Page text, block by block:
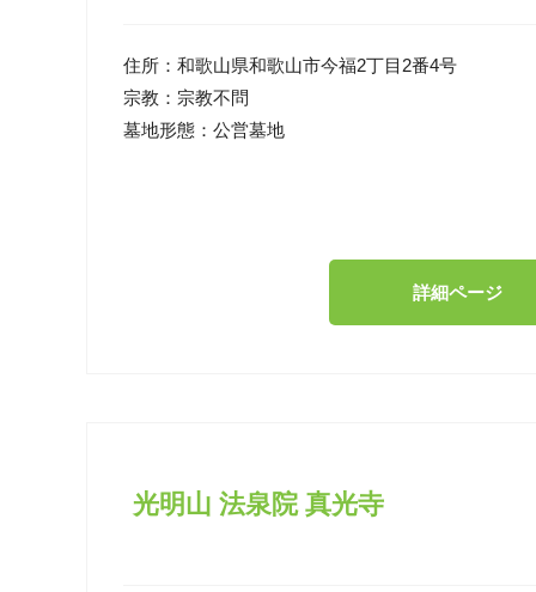
住所： 和歌山県和歌山市今福2丁目2番4号
宗教： 宗教不問
墓地形態： 公営墓地
詳細ページ
光明山 法泉院 真光寺